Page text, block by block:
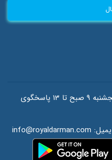
شنبه تا چهارشنبه 9 صبح تا 18 و پنجشنبه 9 صبح تا 13 پاسخگوی
info@royaldarman.com